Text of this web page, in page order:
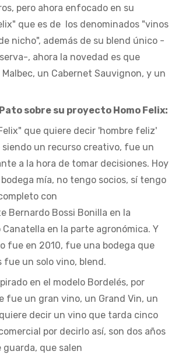
pero ahora enfocado en su
que es de los denominados "vinos
nicho", además de su blend único -
, ahora la novedad es que
un Cabernet Sauvignon, y un
sobre su proyecto Homo Felix:
que quiere decir 'hombre feliz'
un recurso creativo, fue un
a la hora de tomar decisiones. Hoy
bodega mía, no tengo socios, sí tengo
con
Bernardo Bossi Bonilla en la
Canatella en la parte agronómica. Y
fue en 2010, fue una bodega que
fue un solo vino, blend.
en el modelo Bordelés, por
fue un gran vino, un Grand Vin, un
decir un vino que tarda cinco
por decirlo así, son dos años
que salen